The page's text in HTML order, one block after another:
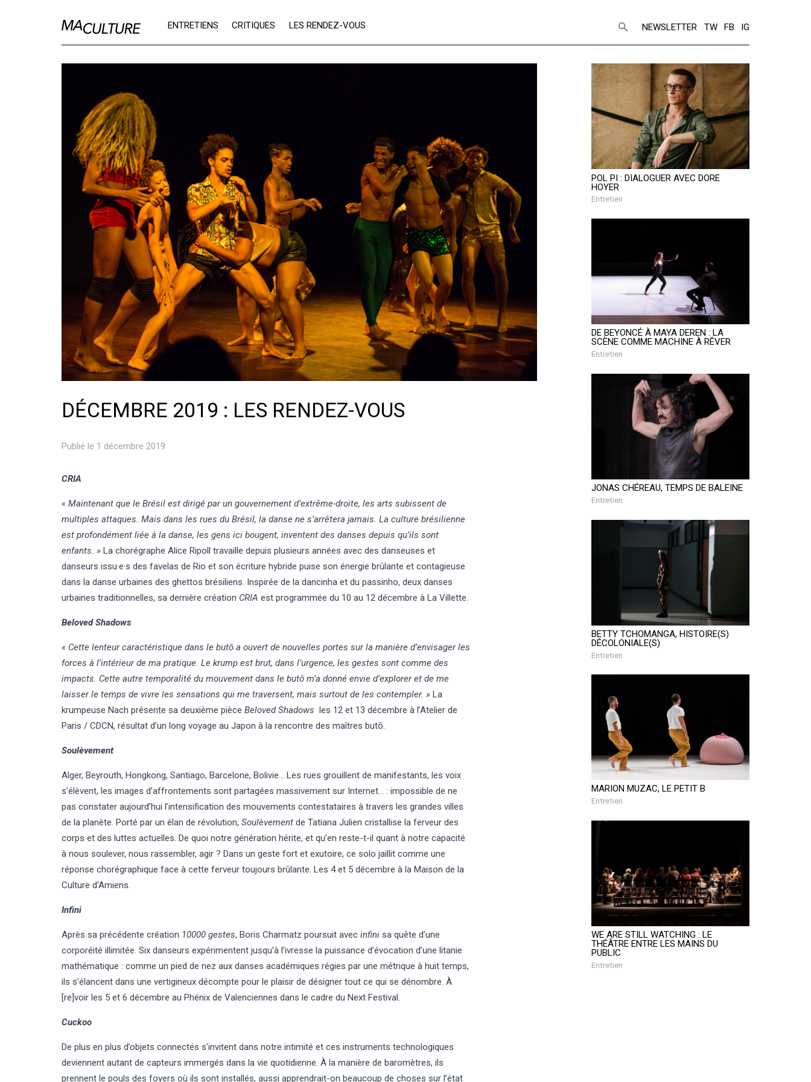
Ma Culture ENTRETIENS CRITIQUES LES RENDEZ-VOUS NEWSLETTER TW FB IG
DÉCEMBRE 2019 : LES RENDEZ-VOUS
Publié le 1 décembre 2019
CRIA
« Maintenant que le Brésil est dirigé par un gouvernement d’extrême-droite, les arts subissent de
multiples attaques. Mais dans les rues du Brésil, la danse ne s’arrêtera jamais. La culture brésilienne
est profondément liée à la danse, les gens ici bougent, inventent des danses depuis qu’ils sont
enfants. » La chorégraphe Alice Ripoll travaille depuis plusieurs années avec des danseuses et
danseurs issu·e·s des favelas de Rio et son écriture hybride puise son énergie brûlante et contagieuse
dans la danse urbaines des ghettos brésiliens. Inspirée de la dancinha et du passinho, deux danses
urbaines traditionnelles, sa dernière création CRIA est programmée du 10 au 12 décembre à La Villette.
Beloved Shadows
« Cette lenteur caractéristique dans le butô a ouvert de nouvelles portes sur la manière d’envisager les
forces à l’intérieur de ma pratique. Le krump est brut, dans l’urgence, les gestes sont comme des
impacts. Cette autre temporalité du mouvement dans le butô m’a donné envie d’explorer et de me
laisser le temps de vivre les sensations qui me traversent, mais surtout de les contempler. » La
krumpeuse Nach présente sa deuxième pièce Beloved Shadows les 12 et 13 décembre à l’Atelier de
Paris / CDCN, résultat d’un long voyage au Japon à la rencontre des maîtres butô.
Soulèvement
Alger, Beyrouth, Hongkong, Santiago, Barcelone, Bolivie… Les rues grouillent de manifestants, les voix
s’élèvent, les images d’affrontements sont partagées massivement sur Internet… : impossible de ne
pas constater aujourd’hui l’intensification des mouvements contestataires à travers les grandes villes
de la planète. Porté par un élan de révolution, Soulèvement de Tatiana Julien cristallise la ferveur des
corps et des luttes actuelles. De quoi notre génération hérite, et qu’en reste-t-il quant à notre capacité
à nous soulever, nous rassembler, agir ? Dans un geste fort et exutoire, ce solo jaillit comme une
réponse chorégraphique face à cette ferveur toujours brûlante. Les 4 et 5 décembre à la Maison de la
Culture d’Amiens.
Infini
Après sa précédente création 10000 gestes, Boris Charmatz poursuit avec infini sa quête d’une
corporéité illimitée. Six danseurs expérimentent jusqu’à l’ivresse la puissance d’évocation d’une litanie
mathématique : comme un pied de nez aux danses académiques régies par une métrique à huit temps,
ils s’élancent dans une vertigineux décompte pour le plaisir de désigner tout ce qui se dénombre. À
[re]voir les 5 et 6 décembre au Phénix de Valenciennes dans le cadre du Next Festival.
Cuckoo
De plus en plus d’objets connectés s’invitent dans notre intimité et ces instruments technologiques
deviennent autant de capteurs immergés dans la vie quotidienne. À la manière de baromètres, ils
prennent le pouls des foyers où ils sont installés, aussi apprendrait-on beaucoup de choses sur l’état
POL PI : DIALOGUER AVEC DORE
HOYER
Entretien
DE BEYONCÉ À MAYA DEREN : LA
SCÈNE COMME MACHINE À RÊVER
Entretien
JONAS CHÉREAU, TEMPS DE BALEINE
Entretien
BETTY TCHOMANGA, HISTOIRE(S)
DÉCOLONIALE(S)
Entretien
MARION MUZAC, LE PETIT B
Entretien
WE ARE STILL WATCHING : LE
THÉÂTRE ENTRE LES MAINS DU
PUBLIC
Entretien